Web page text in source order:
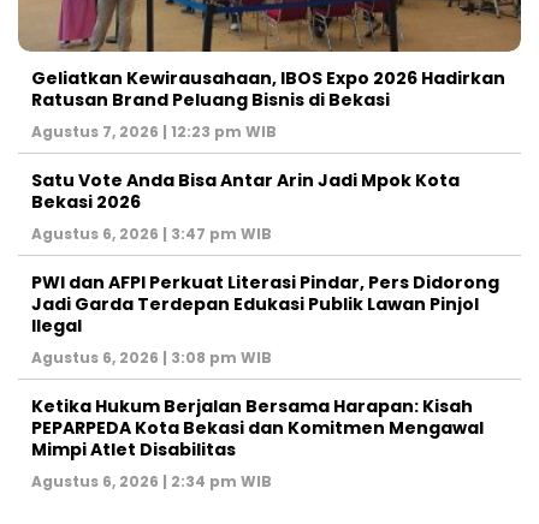
‎Geliatkan Kewirausahaan, IBOS Expo 2026 Hadirkan
Ratusan Brand Peluang Bisnis di Bekasi
Agustus 7, 2026 | 12:23 pm WIB
Satu Vote Anda Bisa Antar Arin Jadi Mpok Kota
Bekasi 2026
Agustus 6, 2026 | 3:47 pm WIB
PWI dan AFPI Perkuat Literasi Pindar, Pers Didorong
Jadi Garda Terdepan Edukasi Publik Lawan Pinjol
Ilegal
Agustus 6, 2026 | 3:08 pm WIB
Ketika Hukum Berjalan Bersama Harapan: Kisah
PEPARPEDA Kota Bekasi dan Komitmen Mengawal
Mimpi Atlet Disabilitas
Agustus 6, 2026 | 2:34 pm WIB